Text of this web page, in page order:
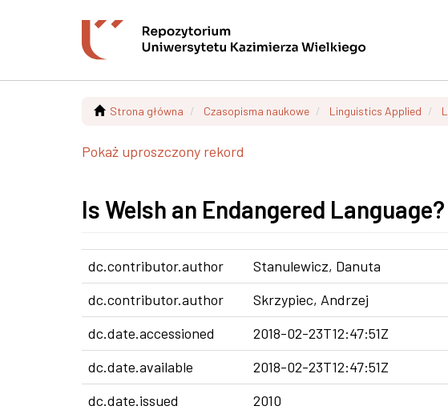
Strona główna Czasopisma naukowe Linguistics Applied
Pokaż uproszczony rekord
Is Welsh an Endangered Language?
dc.contributor.author
Stanulewicz, Danuta
dc.contributor.author
Skrzypiec, Andrzej
dc.date.accessioned
2018-02-23T12:47:51Z
dc.date.available
2018-02-23T12:47:51Z
dc.date.issued
2010